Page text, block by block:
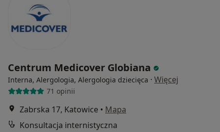
Centrum Medicover Globiana
Interna, Alergologia, Alergologia dziecięca · Więcej
71 opinii
Zabrska 17, Katowice • Mapa
Konsultacja internistyczna